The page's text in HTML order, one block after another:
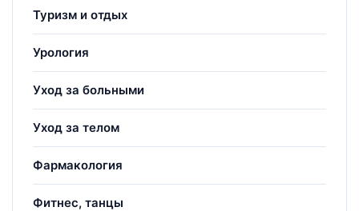
Туризм и отдых
Урология
Уход за больными
Уход за телом
Фармакология
Фитнес, танцы